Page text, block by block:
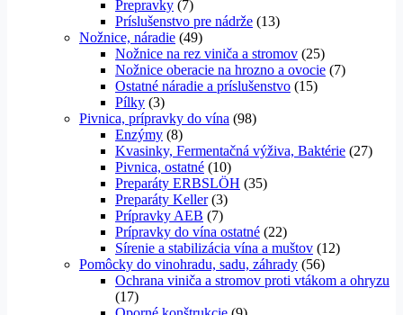
Prepravky (7)
Príslušenstvo pre nádrže (13)
Nožnice, náradie (49)
Nožnice na rez viniča a stromov (25)
Nožnice oberacie na hrozno a ovocie (7)
Ostatné náradie a príslušenstvo (15)
Pílky (3)
Pivnica, prípravky do vína (98)
Enzýmy (8)
Kvasinky, Fermentačná výživa, Baktérie (27)
Pivnica, ostatné (10)
Preparáty ERBSLÖH (35)
Preparáty Keller (3)
Prípravky AEB (7)
Prípravky do vína ostatné (22)
Sírenie a stabilizácia vína a muštov (12)
Pomôcky do vinohradu, sadu, záhrady (56)
Ochrana viniča a stromov proti vtákom a ohryzu
(17)